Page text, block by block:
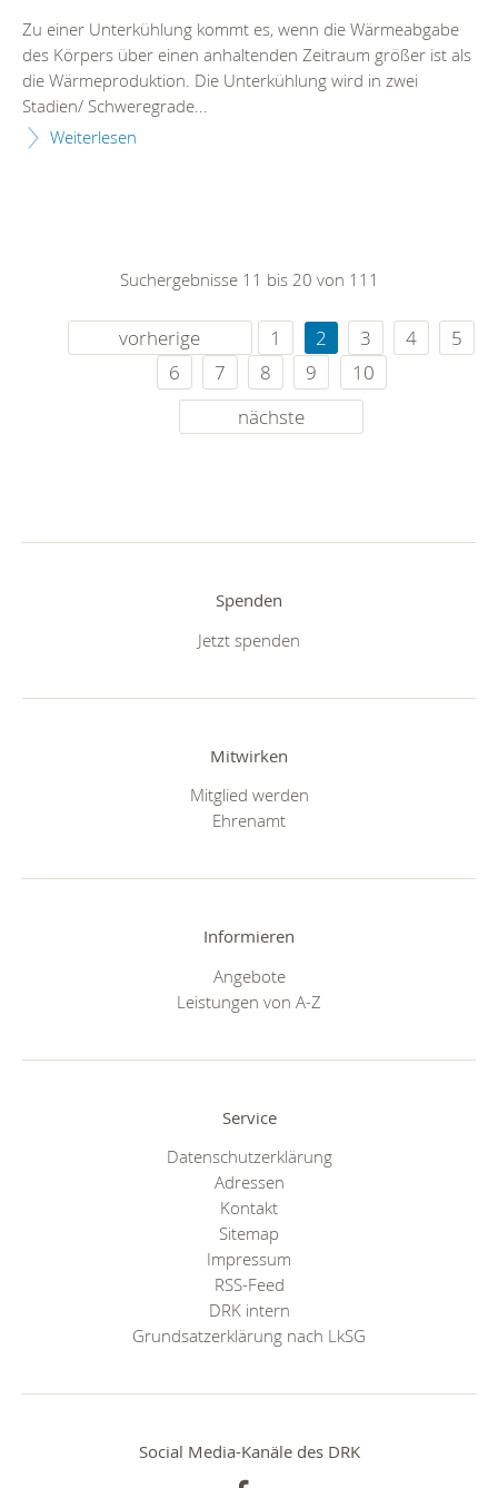
Zu einer Unterkühlung kommt es, wenn die Wärmeabgabe
des Körpers über einen anhaltenden Zeitraum größer ist als
die Wärmeproduktion. Die Unterkühlung wird in zwei
Stadien/ Schweregrade...
Weiterlesen
Suchergebnisse 11 bis 20 von 111
vorherige 1 2 3 4
5
6
7 8 9
10
nächste
Spenden
Jetzt spenden
Mitwirken
Mitglied werden
Ehrenamt
Informieren
Angebote
Leistungen von A-Z
Service
Datenschutzerklärung
Adressen
Kontakt
Sitemap
Impressum
RSS-Feed
DRK intern
Grundsatzerklärung nach LkSG
Social Media-Kanäle des DRK